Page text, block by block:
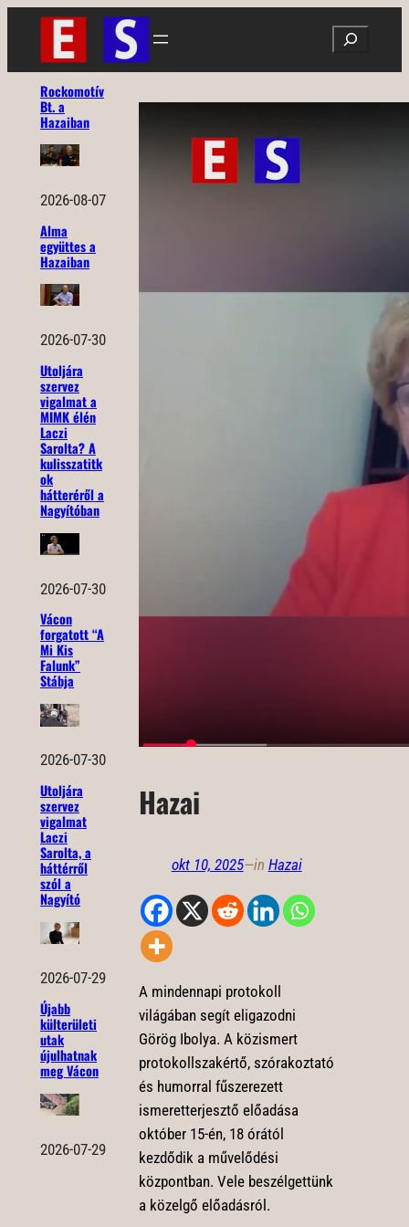
Ugrás
tartalomhoz
Search
Rockomotív
Bt. a
Hazaiban
2026-08-07
Alma
együttes a
Hazaiban
2026-07-30
Utoljára
szervez
vigalmat a
MIMK élén
Laczi
Sarolta? A
kulisszatitk
ok
hátteréről a
Nagyítóban
2026-07-30
Vácon
forgatott “A
Mi Kis
Falunk”
Stábja
2026-07-30
Utoljára
szervez
vigalmat
Laczi
Sarolta, a
háttérről
szól a
Nagyító
2026-07-29
Újabb
külterületi
utak
újulhatnak
meg Vácon
2026-07-29
Hazai
okt 10, 2025—in Hazai
A mindennapi protokoll
világában segít eligazodni
Görög Ibolya. A közismert
protokollszakértő, szórakoztató
és humorral fűszerezett
ismeretterjesztő előadása
október 15-én, 18 órától
kezdődik a művelődési
központban. Vele beszélgettünk
a közelgő előadásról.